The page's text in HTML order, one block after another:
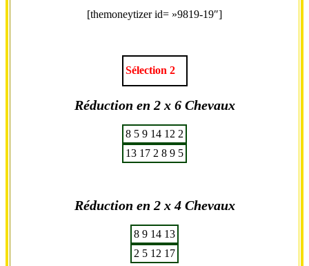
[themoneytizer id= »9819-19″]
Sélection 2
Réduction en 2 x 6 Chevaux
8 5 9 14 12 2
13 17 2 8 9 5
Réduction en 2 x 4 Chevaux
8 9 14 13
2 5 12 17